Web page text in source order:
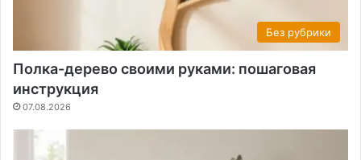
Без рубрики
Полка-дерево своими руками: пошаговая
инструкция
07.08.2026